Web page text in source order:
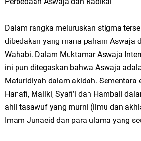
Dalam rangka meluruskan stigma
dibedakan yang mana paham Aswaja
Wahabi. Dalam Muktamar Aswaja
ini pun ditegaskan bahwa Aswaja
Maturidiyah dalam akidah. Sementara
Hanafi, Maliki, Syafi’i dan Hambali
ahli tasawuf yang murni (ilmu dan
Imam Junaeid dan para ulama yang